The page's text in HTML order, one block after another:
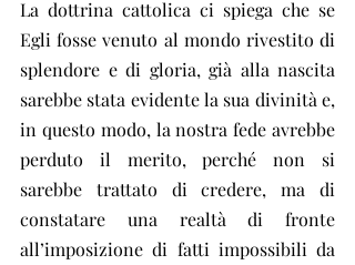
La dottrina cattolica ci spiega che se
Egli fosse venuto al mondo rivestito di
splendore e di gloria, già alla nascita
sarebbe stata evidente la sua divinità e,
in questo modo, la nostra fede avrebbe
perduto il merito, perché non si
sarebbe trattato di credere, ma di
constatare una realtà di fronte
all’imposizione di fatti impossibili da